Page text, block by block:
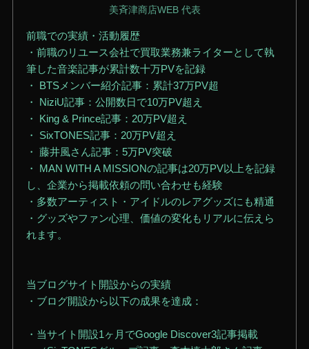
美斉津商店WEB 代表
前職での実績・活動履歴
・前職のリユース会社で買取業務兼ライターとして執
筆した音楽記事が累計数十万PVを記録
・ BTSメンバー紹介記事：累計37万PV超
・ NiziU記事：公開数日で10万PV超え
・ King & Prince記事：20万PV超え
・ SixTONES記事：20万PV超え
・ 藤井風さん記事：5万PV突破
・ MAN WITH A MISSIONの記事は20万PV以上を記録
し、企業から掲載依頼の問い合わせも経験
・多数アーティスト・アイドルのレアグッズにも精通
・グッズやファン心理、価値の変化もリアルに伝えら
れます。
当ブログサイト開設からの実績
・ブログ開設から以下の成果を達成：
・当サイト開設1ヶ月でGoogle Discover3記事掲載